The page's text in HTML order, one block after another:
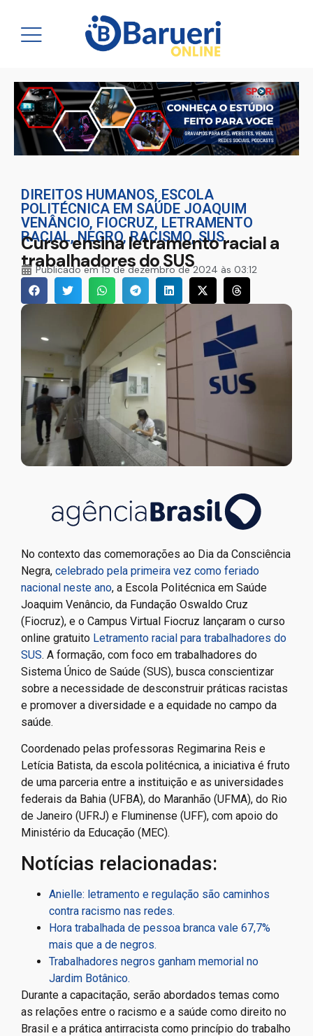
DIREITOS HUMANOS, ESCOLA
POLITÉCNICA EM SAÚDE JOAQUIM
VENÂNCIO, FIOCRUZ, LETRAMENTO
RACIAL,NEGRO,RACISMO,SUS
Curso ensina letramento racial a
trabalhadores do SUS
Publicado em15 de dezembro de 2024 às 03:12
No contexto das comemorações ao Dia da Consciência
Negra, celebrado pela primeira vez como feriado
nacional neste ano, a Escola Politécnica em Saúde
Joaquim Venâncio, da Fundação Oswaldo Cruz
(Fiocruz), e o Campus Virtual Fiocruz lançaram o curso
online gratuito Letramento racial para trabalhadores do
SUS. A formação, com foco em trabalhadores do
Sistema Único de Saúde (SUS), busca conscientizar
sobre a necessidade de desconstruir práticas racistas
e promover a diversidade e a equidade no campo da
saúde.
Coordenado pelas professoras Regimarina Reis e
Letícia Batista, da escola politécnica, a iniciativa é fruto
de uma parceria entre a instituição e as universidades
federais da Bahia (UFBA), do Maranhão (UFMA), do Rio
de Janeiro (UFRJ) e Fluminense (UFF), com apoio do
Ministério da Educação (MEC).
Notícias relacionadas:
Anielle: letramento e regulação são caminhos
contra racismo nas redes.
Hora trabalhada de pessoa branca vale 67,7%
mais que a de negros.
Trabalhadores negros ganham memorial no
Jardim Botânico.
Durante a capacitação, serão abordados temas como
as relações entre o racismo e a saúde como direito no
Brasil e a prática antirracista como princípio do trabalho